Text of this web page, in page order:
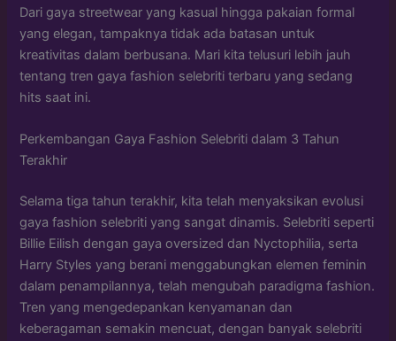
Dari gaya streetwear yang kasual hingga pakaian formal
yang elegan, tampaknya tidak ada batasan untuk
kreativitas dalam berbusana. Mari kita telusuri lebih jauh
tentang tren gaya fashion selebriti terbaru yang sedang
hits saat ini.
Perkembangan Gaya Fashion Selebriti dalam 3 Tahun
Terakhir
Selama tiga tahun terakhir, kita telah menyaksikan evolusi
gaya fashion selebriti yang sangat dinamis. Selebriti seperti
Billie Eilish dengan gaya oversized dan Nyctophilia, serta
Harry Styles yang berani menggabungkan elemen feminin
dalam penampilannya, telah mengubah paradigma fashion.
Tren yang mengedepankan kenyamanan dan
keberagaman semakin mencuat, dengan banyak selebriti